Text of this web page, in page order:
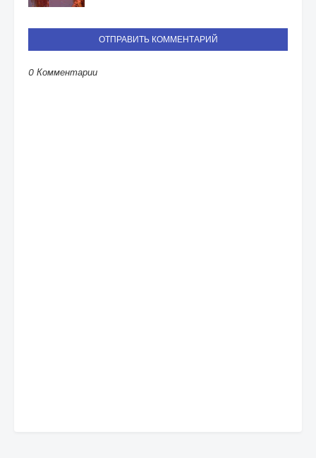
ОТПРАВИТЬ КОММЕНТАРИЙ
0 Комментарии